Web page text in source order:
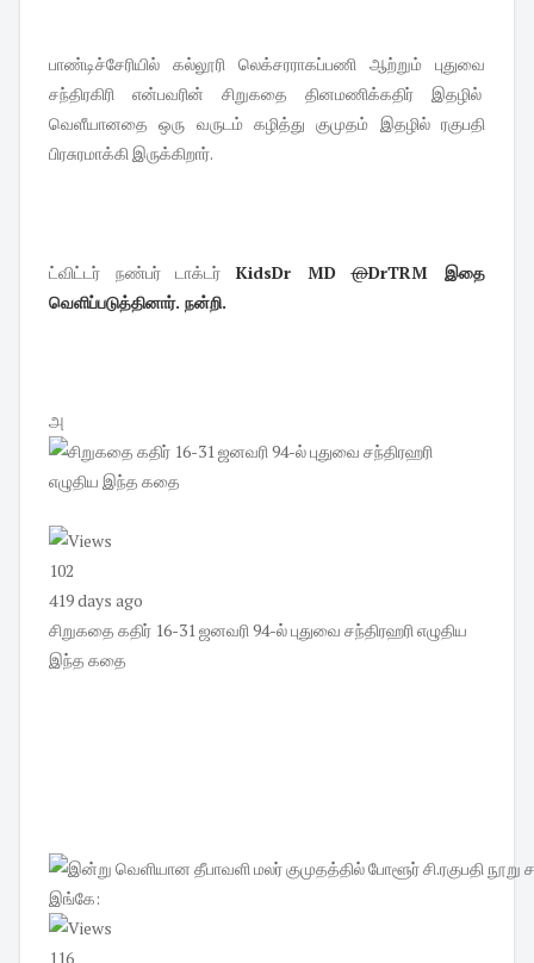
பாண்டிச்சேரியில் கல்லூரி லெக்சரராகப்பணி ஆற்றும் புதுவை
சந்திரகிரி என்பவரின் சிறுகதை தினமணிக்கதிர் இதழில்
வெளீயானதை ஒரு வருடம் கழித்து குமுதம் இதழில் ரகுபதி
பிரசுரமாக்கி இருக்கிறார்.
ட்விட்டர் நண்பர் டாக்டர் KidsDr MD @DrTRM இதை
வெளிப்படுத்தினார். நன்றி.
அ
102
419 days ago
சிறுகதை கதிர் 16-31 ஜனவரி 94-ல் புதுவை சந்திரஹரி எழுதிய
இந்த கதை
116